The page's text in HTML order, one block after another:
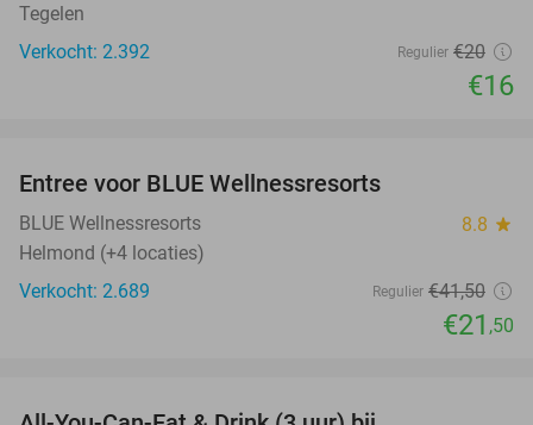
Tegelen
Verkocht: 2.392
Regulier €20
€16
Entree voor BLUE Wellnessresorts
BLUE Wellnessresorts 8.8 star
Helmond (+4 locaties)
Verkocht: 2.689
Regulier €41,50
€21 ,50